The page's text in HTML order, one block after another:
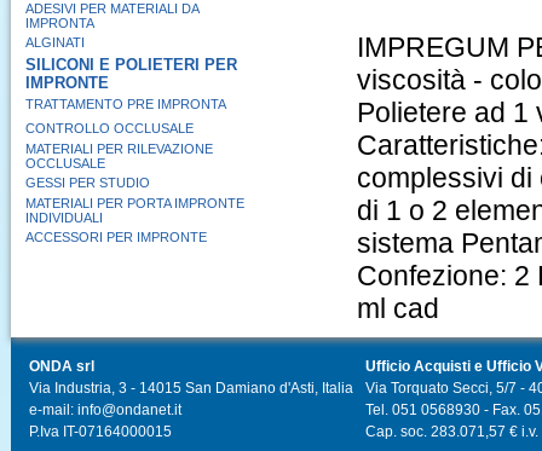
ADESIVI PER MATERIALI DA
IMPRONTA
ALGINATI
SILICONI E POLIETERI PER
IMPRONTE
TRATTAMENTO PRE IMPRONTA
CONTROLLO OCCLUSALE
MATERIALI PER RILEVAZIONE
OCCLUSALE
GESSI PER STUDIO
MATERIALI PER PORTA IMPRONTE
INDIVIDUALI
ACCESSORI PER IMPRONTE
IMPREGUM
viscosità -
Polietere ad 1
complessivi di
di 1 o 2
sistema
Confezione: 2
ml cad
ONDA srl
Via Industria, 3 - 14015 San Damiano d'Asti, Italia
e-mail: info@ondanet.it
P.Iva IT-07164000015
Ufficio Acquisti e Ufficio
Via Torquato Secci, 5/7 -
Tel. 051 0568930 - Fax.
Cap. soc. 283.071,57 € i.v.